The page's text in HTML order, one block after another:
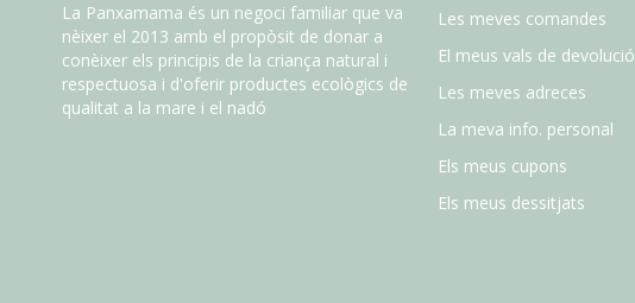
La Panxamama és un negoci familiar que va
nèixer el 2013 amb el propòsit de donar a
conèixer els principis de la criança natural i
respectuosa i d'oferir productes ecològics de
qualitat a la mare i el nadó
Les meves comandes
El meus vals de devolució
Les meves adreces
La meva info. personal
Els meus cupons
Els meus dessitjats